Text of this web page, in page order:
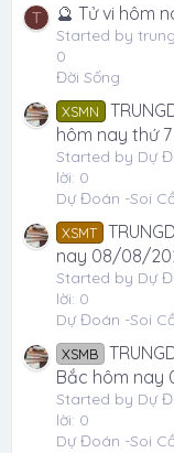
T 🔮 Tử vi hôm
Started by
0
Đời Sống
XSMN
hôm nay thứ
Started by Dự
lời: 0
Dự Đoán -Soi
XSMT
nay 08/08/
Started by Dự
lời: 0
Dự Đoán -Soi
XSMB
Bắc hôm nay
Started by Dự
lời: 0
Dự Đoán -Soi